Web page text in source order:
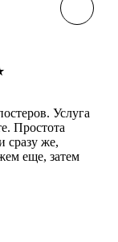
Услуга
Простота
сразу же,
еще, затем